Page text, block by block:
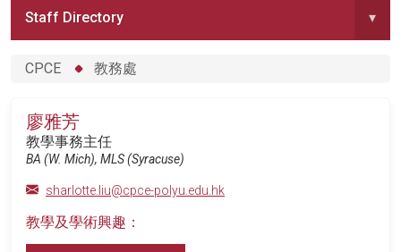
Staff Directory ▾
CPCE 教務處
廖雅芳
教學事務主任
BA (W. Mich), MLS (Syracuse)
sharlotte.liu@cpce-polyu.edu.hk
教學及學術興趣：